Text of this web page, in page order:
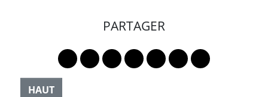
PARTAGER
Lien vers le profil Mastodon
Lien vers le profil Bluesky
Lien vers le profil Instagram
Lien vers le profil Linkedin
Lien vers le profil
Lien vers le profil
Partager par
HAUT